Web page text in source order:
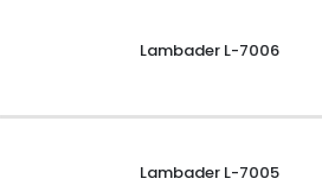
Lambader L-7006
Lambader L-7005